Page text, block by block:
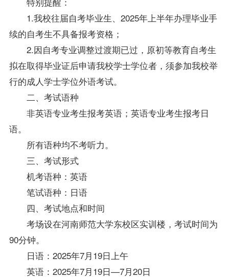
1.我校往届自考毕业生、2025年上半年办理毕业手
续的自考生不具备报考资格；
2.因自考专业调整过渡期已过，原初等教育自考生
拟在取得毕业证后申请我校学士学位者，须参加我校举
行的成人学士学位外语考试。
二、考试语种
非英语专业考生报考英语；英语专业考生报考日
语。
所有语种均不考听力。
三、考试形式
机考语种：英语
笔试语种：日语
四、考试地点和时间
考场设在河南师范大学东校区实训楼，考试时间为
90分钟。
日语：2025年7月19日上午
英语：2025年7月19日—7月20日